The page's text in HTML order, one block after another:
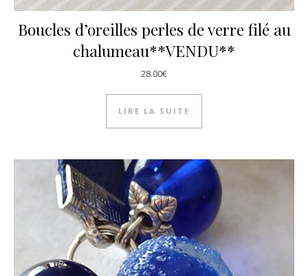
Boucles d’oreilles perles de verre filé au
chalumeau**VENDU**
28.00€
LIRE LA SUITE